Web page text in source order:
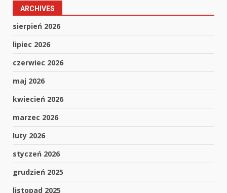
ARCHIVES
sierpień 2026
lipiec 2026
czerwiec 2026
maj 2026
kwiecień 2026
marzec 2026
luty 2026
styczeń 2026
grudzień 2025
listopad 2025